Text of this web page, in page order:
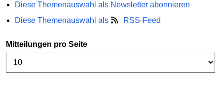
Diese Themenauswahl als Newsletter abonnieren
Diese Themenauswahl als
RSS-Feed
Mitteilungen pro Seite